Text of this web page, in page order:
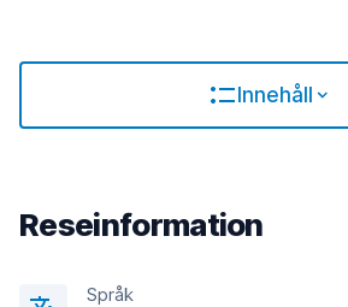
Innehåll
Reseinformation
Språk